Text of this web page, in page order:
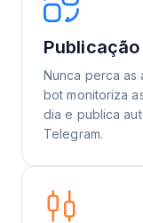
Nunca perca as
bot monitoriza
dia e publica
Telegram.